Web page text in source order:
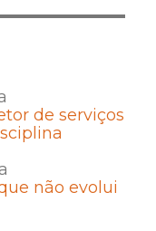
de serviços
não evolui